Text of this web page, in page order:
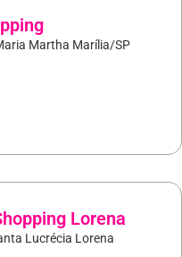
Martha Marília/SP
Lorena
Lucrécia Lorena